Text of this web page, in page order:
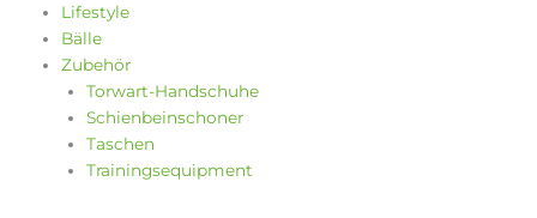
Lifestyle
Bälle
Zubehör
Torwart-Handschuhe
Schienbeinschoner
Taschen
Trainingsequipment